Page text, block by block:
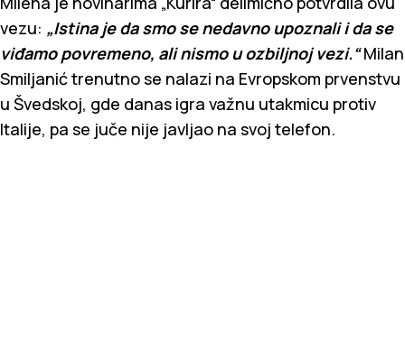
vezu: „Istina je da smo se nedavno upoznali i da se
viđamo povremeno, ali nismo u ozbiljnoj vezi.“Milan
Smiljanić trenutno se nalazi na Evropskom prvenstvu
u Švedskoj, gde danas igra važnu utakmicu protiv
Italije, pa se juče nije javljao na svoj telefon.